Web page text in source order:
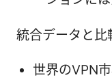
統合データと比
世界のVPN